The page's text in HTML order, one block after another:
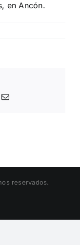
en Ancón.
Email
reservados.